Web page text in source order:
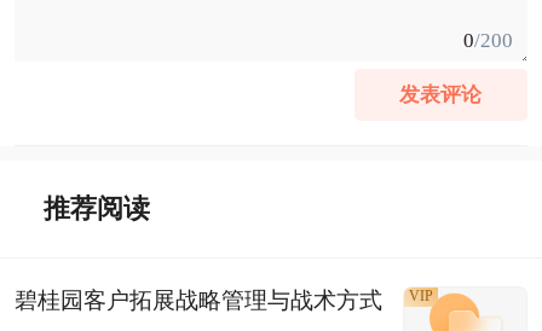
0/200
发表评论
推荐阅读
碧桂园客户拓展战略管理与战术方式 VIP